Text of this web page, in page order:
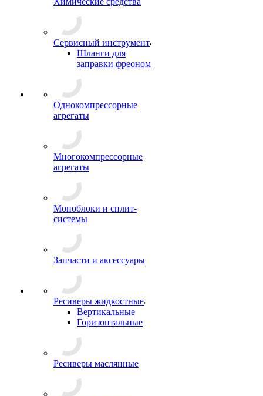
Сервисный инструмент
Шланги для
заправки фреоном
Однокомпрессорные
агрегаты
Многокомпрессорные
агрегаты
Моноблоки и сплит-
системы
Запчасти и аксессуары
Ресиверы жидкостные
Вертикальные
Горизонтальные
Ресиверы маслянные